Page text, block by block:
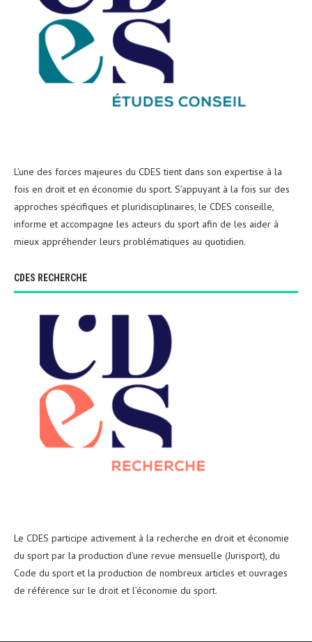
L’une des forces majeures du CDES tient dans son expertise à la
fois en droit et en économie du sport. S’appuyant à la fois sur des
approches spécifiques et pluridisciplinaires, le CDES conseille,
informe et accompagne les acteurs du sport afin de les aider à
mieux appréhender leurs problématiques au quotidien.
CDES RECHERCHE
Le CDES participe activement à la recherche en droit et économie
du sport par la production d'une revue mensuelle (Jurisport), du
Code du sport et la production de nombreux articles et ouvrages
de référence sur le droit et l’économie du sport.